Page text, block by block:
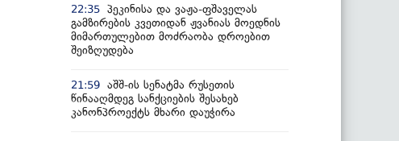
22:35 პეკინისა და ვაჟა-ფშაველას
გამზირების კვეთიდან ჟვანიას მოედნის
მიმართულებით მოძრაობა დროებით
შეიზღუდება
21:59 აშშ-ის სენატმა რუსეთის
წინააღმდეგ სანქციების შესახებ
კანონპროექტს მხარი დაუჭირა